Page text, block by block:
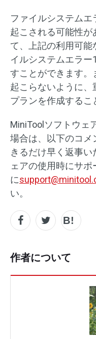
ファイルシステムエ
起こされる可能性が
て、上記の利用可能
イルシステムエラ
すことができます
起こらないように
プランを作成するこ
MiniToolソフトウェ
場合は、以下のコ
きるだけ早く返事
ェアの使用時にサ
に
い。
作者について